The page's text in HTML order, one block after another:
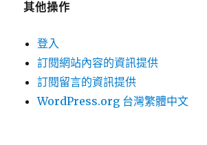
其他操作
登入
訂閱網站內容的資訊提供
訂閱留言的資訊提供
WordPress.org 台灣繁體中文